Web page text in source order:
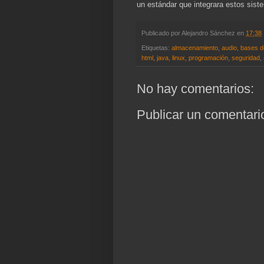
un estándar que integrara estos
Publicado porAlejandro Sánchez en 17:38
Etiquetas: almacenamiento audio bases
html java linux programación seguridad
No hay comentarios:
Publicar un